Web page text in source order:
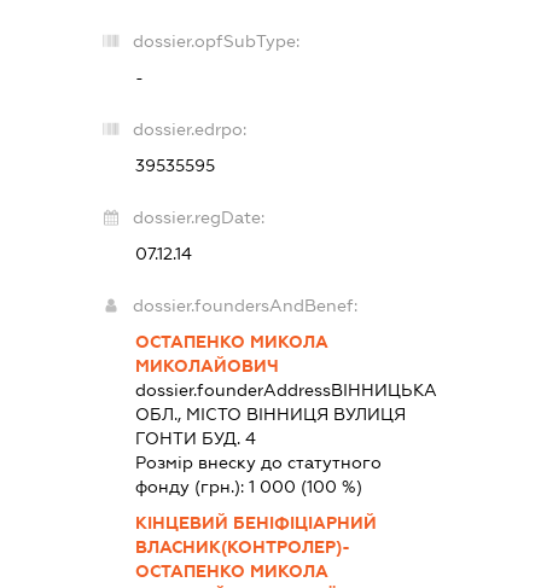
dossier.opfSubType:
-
dossier.edrpo:
39535595
dossier.regDate:
07.12.14
dossier.foundersAndBenef:
ОСТАПЕНКО МИКОЛА
МИКОЛАЙОВИЧ
dossier.founderAddressВІННИЦЬКА
ОБЛ., МІСТО ВІННИЦЯ ВУЛИЦЯ
ГОНТИ БУД. 4
Розмір внеску до статутного
фонду (грн.): 1 000 (100 %)
КІНЦЕВИЙ БЕНІФІЦІАРНИЙ
ВЛАСНИК(КОНТРОЛЕР)-
ОСТАПЕНКО МИКОЛА